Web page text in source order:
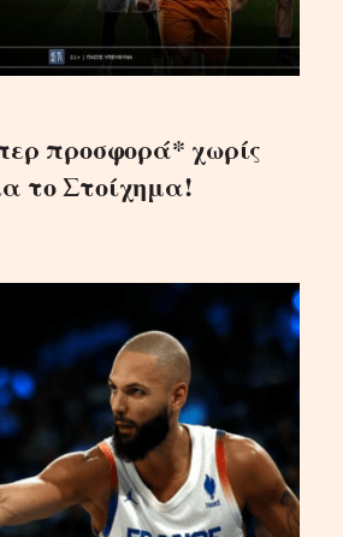
προσφορά* χωρίς
το Στοίχημα!